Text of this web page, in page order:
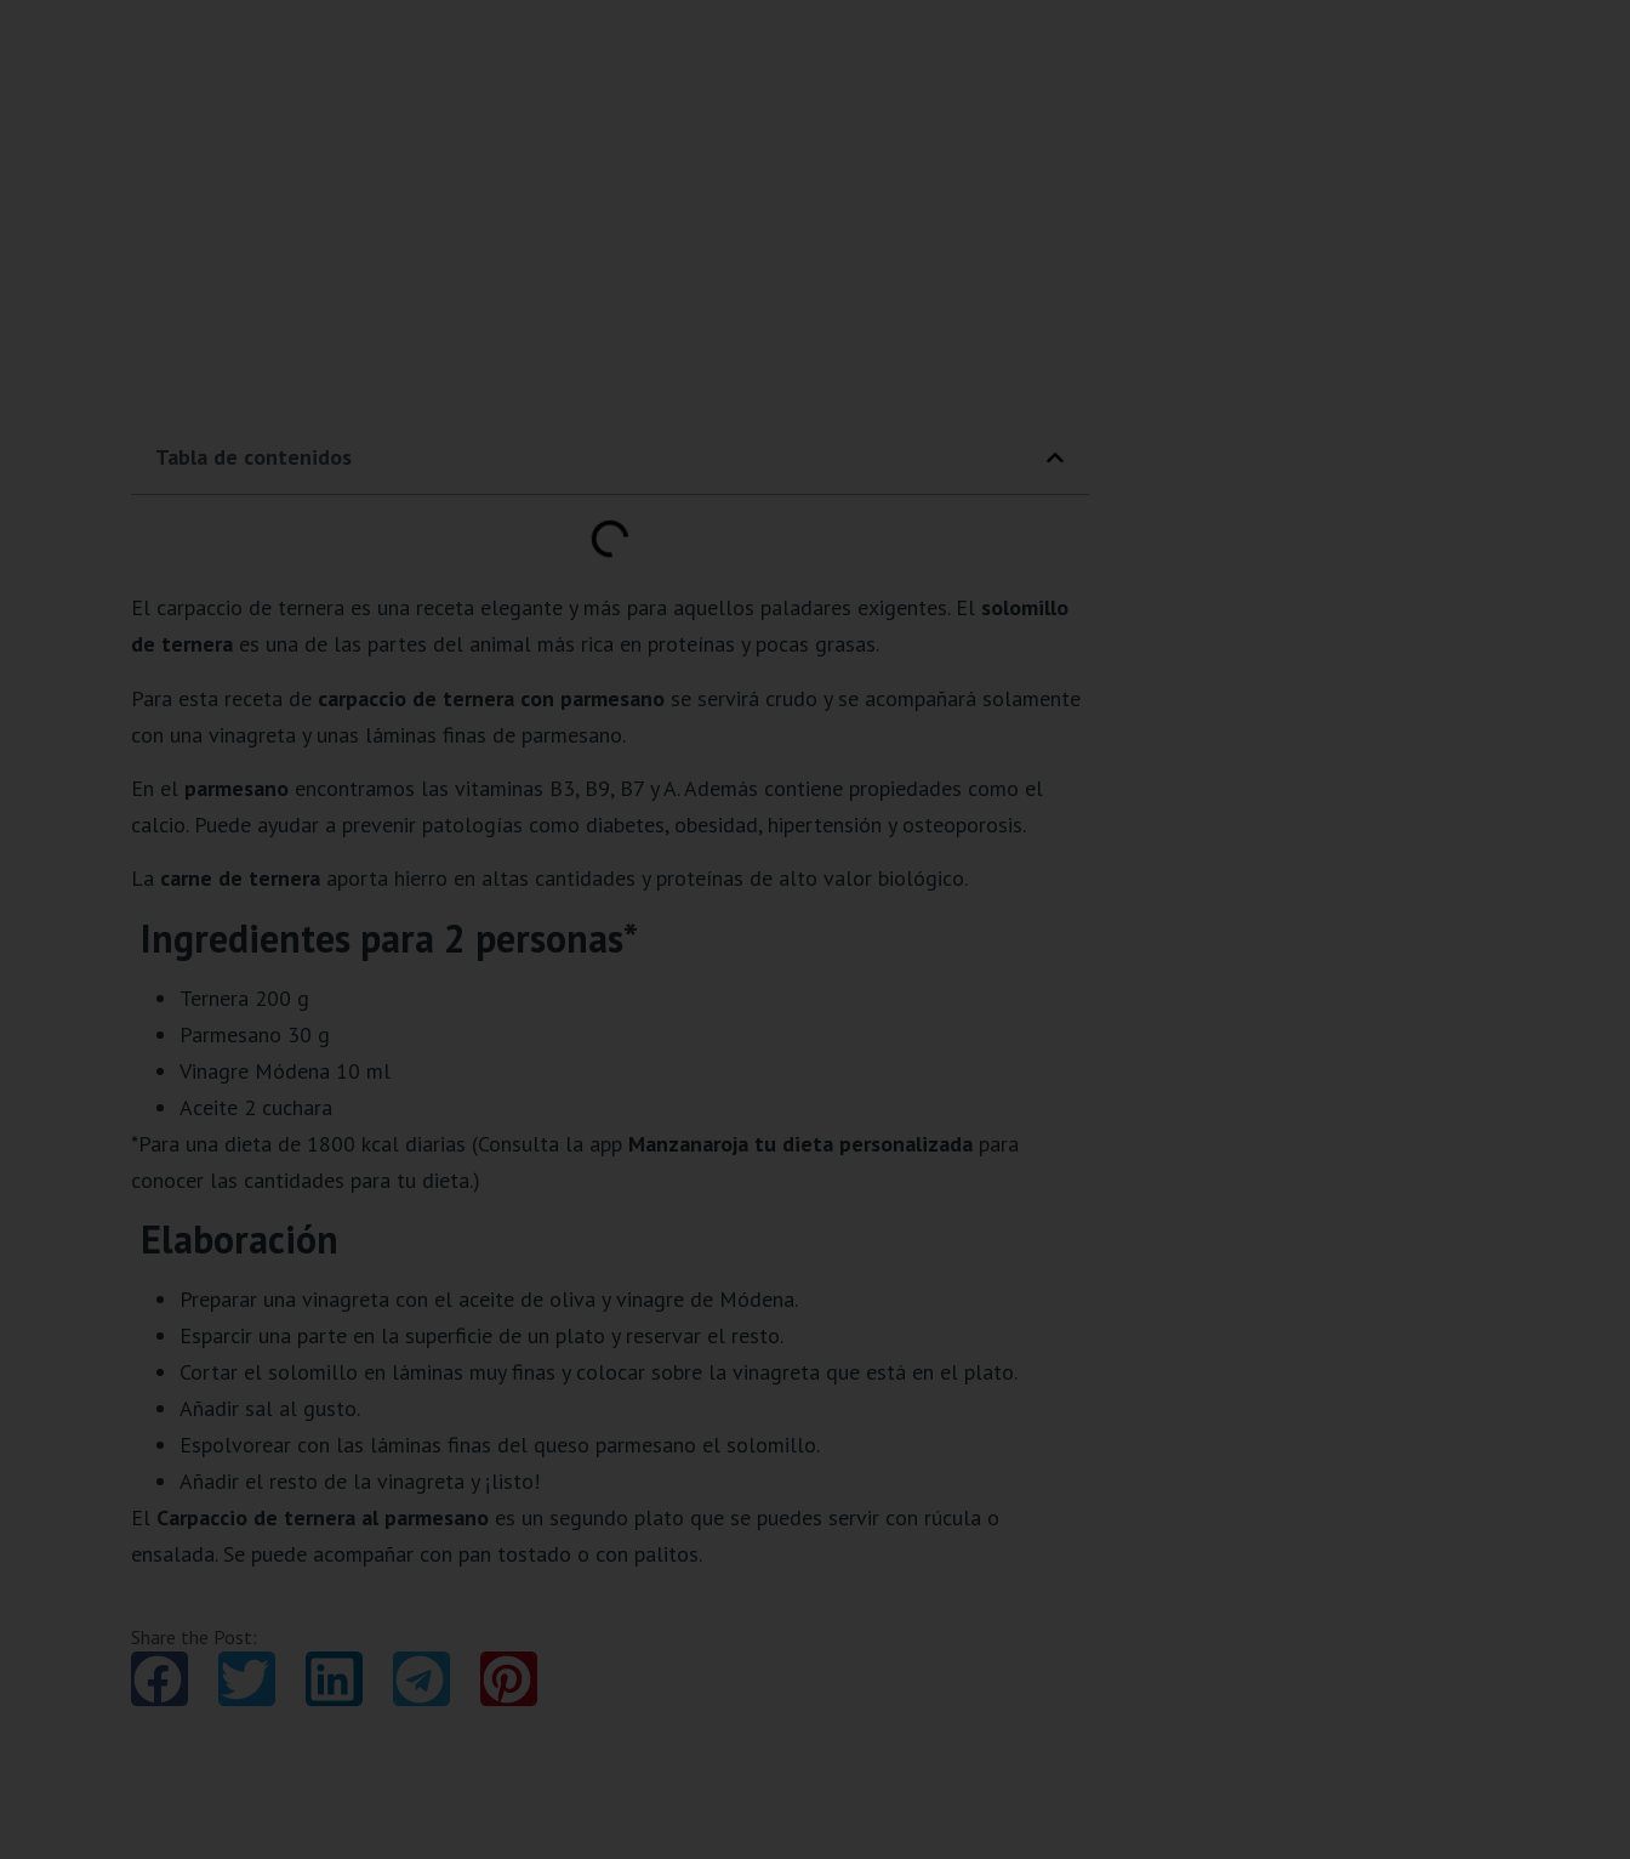
Tabla de contenidos
El carpaccio de ternera es una receta elegante y más para aquellos paladares exigentes. El solomillo
de terneraes una de las partes del animal más rica en proteínas y pocas grasas.
Para esta receta de carpaccio de ternera con parmesano se servirá crudo y se acompañará solamente
con una vinagreta y unas láminas finas de parmesano.
En el parmesano encontramos las vitaminas B3, B9, B7 y A. Además contiene propiedades como el
calcio. Puede ayudar a prevenir patologías como diabetes, obesidad, hipertensión y osteoporosis.
La carne de terneraaporta hierro en altas cantidades y proteínas de alto valor biológico.
Ingredientes para 2 personas*
Ternera 200 g
Parmesano 30 g
Vinagre Módena 10 ml
Aceite 2 cuchara
*Para una dieta de 1800 kcal diarias (Consulta la app Manzanaroja tu dieta personalizadapara
conocer las cantidades para tu dieta.)
Elaboración
Preparar una vinagreta con el aceite de oliva y vinagre de Módena.
Esparcir una parte en la superficie de un plato y reservar el resto.
Cortar el solomillo en láminas muy finas y colocar sobre la vinagreta que está en el plato.
Añadir sal al gusto.
Espolvorear con las láminas finas del queso parmesano el solomillo.
Añadir el resto de la vinagreta y ¡listo!
El Carpaccio de ternera al parmesano es un segundo plato que se puedes servir con rúcula o
ensalada. Se puede acompañar con pan tostado o con palitos.
Share the Post: